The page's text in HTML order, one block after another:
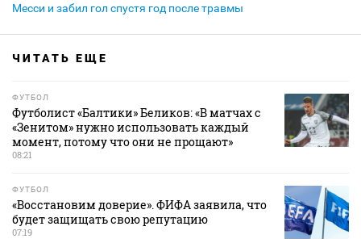
Месси и забил гол спустя год после травмы
ЧИТАТЬ ЕЩЕ
ФУТБОЛ
Футболист «Балтики» Беликов: «В матчах с
«Зенитом» нужно использовать каждый
момент, потому что они не прощают»
08:21
ФУТБОЛ
«Восстановим доверие». ФИФА заявила, что
будет защищать свою репутацию
07:19